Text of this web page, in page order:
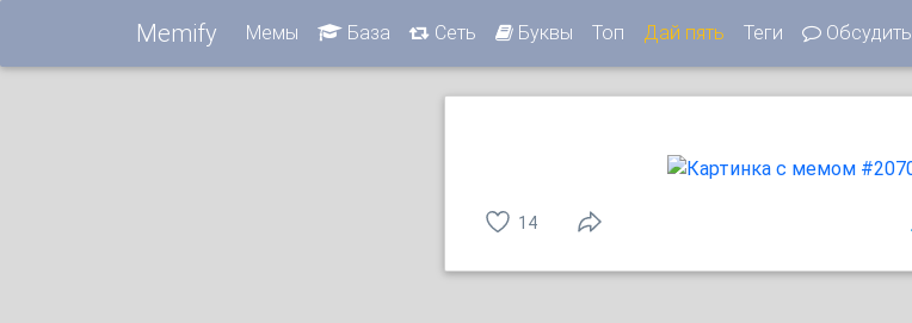
Memify Мемы База Сеть Буквы Топ Дай пять Теги Обсудить
14